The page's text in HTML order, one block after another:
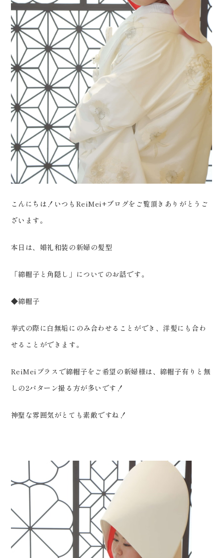
〒963-8041
福島県郡山市富田町権現林9−１
Tel.0120-05-7536
Time.10:30 - 18:00（年中無休）
お問い合わせ
こんにちは！いつもReiMei+ブログをご覧頂きありがとうご
ざいます。
本日は、婚礼和装の新婦の髪型
「綿帽子と角隠し」についてのお話です。
◆綿帽子
挙式の際に白無垢にのみ合わせることができ、洋髪にも合わ
せることができます。
ReiMeiプラスで綿帽子をご希望の新婦様は、綿帽子有りと無
しの2パターン撮る方が多いです！
神聖な雰囲気がとても素敵ですね！